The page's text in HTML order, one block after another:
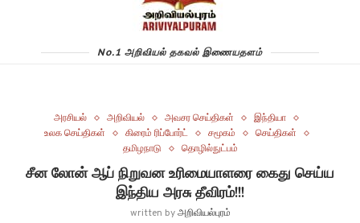
No.1 அறிவியல் தகவல் இணையதளம்
அரசியல் அறிவியல் அவசர செய்திகள்
இந்தியா
உலக செய்திகள்
கிரைம் ரிப்போர்ட் சமூகம்
செய்திகள்
தமிழநாடு
தொழில்நுட்பம்
சீன லோன் ஆப் நிறுவன உரிமையாளரை கைது செய்ய
இந்திய அரசு தீவிரம்!!!
written byஅறிவியல்புரம்